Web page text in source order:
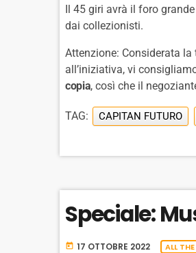
Il 45 giri avrà il foro
dai collezionisti.
Attenzione: Considerata
all’iniziativa, vi
copia, così che il
TAG: CAPITAN FUTURO
Speciale:
today 17 OTTOBRE 2022 ALL